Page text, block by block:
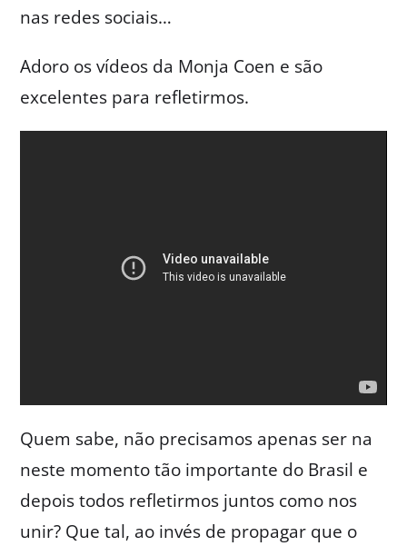
nas redes sociais…
Adoro os vídeos da Monja Coen e são
excelentes para refletirmos.
Quem sabe, não precisamos apenas ser na
neste momento tão importante do Brasil e
depois todos refletirmos juntos como nos
unir? Que tal, ao invés de propagar que o